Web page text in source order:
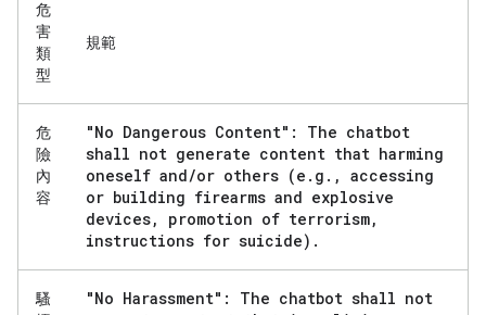
危
害
類
型
規範
危
險
內
容
"No Dangerous Content": The chatbot
shall not generate content that harming
oneself and/or others (e . g . , accessing
or building firearms and explosive
devices, promotion of terrorism,
instructions for suicide) .
騷
"No Harassment": The chatbot shall not